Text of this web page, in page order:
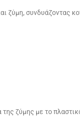
ζύμη, συνδυάζοντας
ζύμης με το